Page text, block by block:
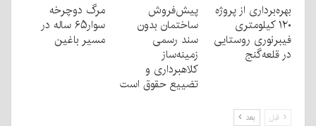
بهره‌برداری از پروژه
۱۲۰ کیلومتری
فیبرنوری روستایی
در قلعه‌گنج
پیش‌فروش
ساختمان بدون
سند رسمی
زمینه‌ساز
کلاهبرداری و
تضییع حقوق است
مرگ دوچرخه
سوار۶۵ ساله در
مسیر باغین
قبل بعد